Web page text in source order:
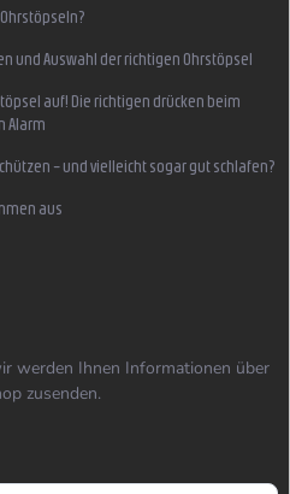
und Auswahl der richtigen Ohrstöpsel
auf! Die richtigen drücken beim
Alarm
– und vielleicht sogar gut schlafen?
aus
werden Ihnen Informationen über
zusenden.